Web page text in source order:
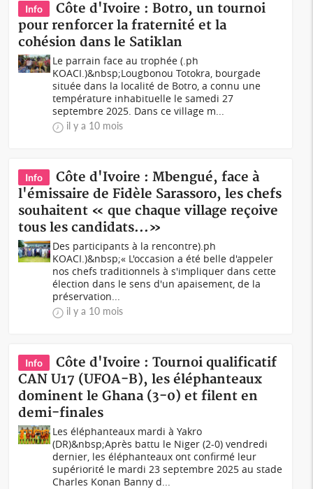
Info
Côte d'Ivoire : Botro, un tournoi
pour renforcer la fraternité et la
cohésion dans le Satiklan
Le parrain face au trophée (.ph
KOACI.)&nbsp;Lougbonou Totokra, bourgade
située dans la localité de Botro, a connu une
température inhabituelle le samedi 27
septembre 2025. Dans ce village m...
il y a 10 mois
Info
Côte d'Ivoire : Mbengué, face à
l'émissaire de Fidèle Sarassoro, les chefs
souhaitent « que chaque village reçoive
tous les candidats...»
Des participants à la rencontre).ph
KOACI.)&nbsp;« L'occasion a été belle d'appeler
nos chefs traditionnels à s'impliquer dans cette
élection dans le sens d'un apaisement, de la
préservation...
il y a 10 mois
Info
Côte d'Ivoire : Tournoi qualificatif
CAN U17 (UFOA-B), les éléphanteaux
dominent le Ghana (3-0) et filent en
demi-finales
Les éléphanteaux mardi à Yakro
(DR)&nbsp;Après battu le Niger (2-0) vendredi
dernier, les éléphanteaux ont confirmé leur
supériorité le mardi 23 septembre 2025 au stade
Charles Konan Banny d...